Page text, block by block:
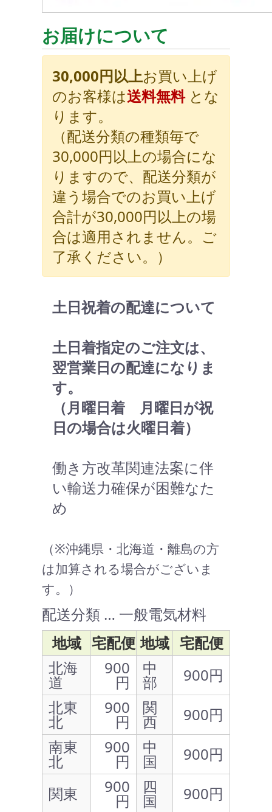
お届けについて
30,000円以上お買い上げ
のお客様は送料無料とな
ります。
（配送分類の種類毎で
30,000円以上の場合にな
りますので、配送分類が
違う場合でのお買い上げ
合計が30,000円以上の場
合は適用されません。ご
了承ください。）
土日祝着の配達について
土日着指定のご注文は、
翌営業日の配達になりま
す。
（月曜日着 月曜日が祝
日の場合は火曜日着）
働き方改革関連法案に伴
い輸送力確保が困難なた
め
（※沖縄県・北海道・離島の方
は加算される場合がございま
す。）
配送分類 … 一般電気材料
地域 宅配便 地域 宅配便
北海
道
900
円
中
部
900円
北東
北
900
円
関
西
900円
南東
北
900
円
中
国
900円
関東
900
円
四
国
900円